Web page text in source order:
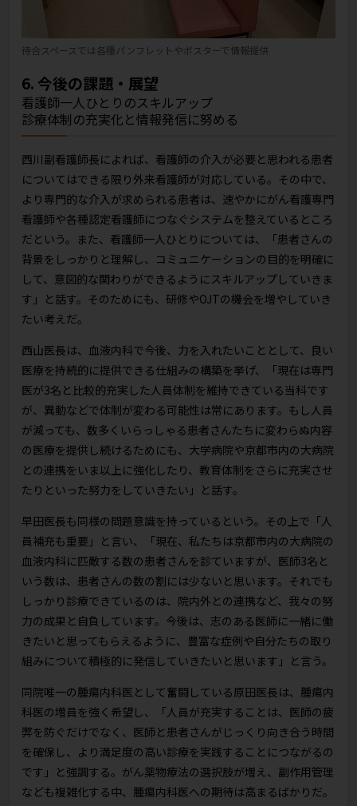
待合スペースでは各種パンフレットやポスターで情報提供
6. 今後の課題・展望
看護師一人ひとりのスキルアップ
診療体制の充実化と情報発信に努める
西川副看護師長によれば、看護師の介入が必要と思われる患者
についてはできる限り外来看護師が対応している。その中で、
より専門的な介入が求められる患者は、速やかにがん看護専門
看護師や各種認定看護師につなぐシステムを整えているところ
だという。また、看護師一人ひとりについては、「患者さんの
背景をしっかりと理解し、コミュニケーションの目的を明確に
して、意図的な関わりができるようにスキルアップしていきま
す」と話す。そのためにも、研修やOJTの機会を増やしていき
たい考えだ。
西山医長は、血液内科で今後、力を入れたいこととして、良い
医療を持続的に提供できる仕組みの構築を挙げ、「現在は専門
医が3名と比較的充実した人員体制を維持できている当科です
が、異動などで体制が変わる可能性は常にあります。もし人員
が減っても、数多くいらっしゃる患者さんたちに変わらぬ内容
の医療を提供し続けるためにも、大学病院や京都市内の大病院
との連携をいま以上に強化したり、教育体制をさらに充実させ
たりといった努力をしていきたい」と話す。
早田医長も同様の問題意識を持っているという。その上で「人
員補充も重要」と言い、「現在、私たちは京都市内の大病院の
血液内科に匹敵する数の患者さんを診ていますが、医師3名と
いう数は、患者さんの数の割には少ないと思います。それでも
しっかり診療できているのは、院内外との連携など、我々の努
力の成果と自負しています。今後は、志のある医師に一緒に働
きたいと思ってもらえるように、豊富な症例や自分たちの取り
組みについて積極的に発信していきたいと思います」と言う。
同院唯一の腫瘍内科医として奮闘している原田医長は、腫瘍内
科医の増員を強く希望し、「人員が充実することは、医師の疲
弊を防ぐだけでなく、医師と患者さんがじっくり向き合う時間
を確保し、より満足度の高い診療を実践することにつながるの
です」と強調する。がん薬物療法の選択肢が増え、副作用管理
なども複雑化する中、腫瘍内科医への期待は高まるばかりだ。